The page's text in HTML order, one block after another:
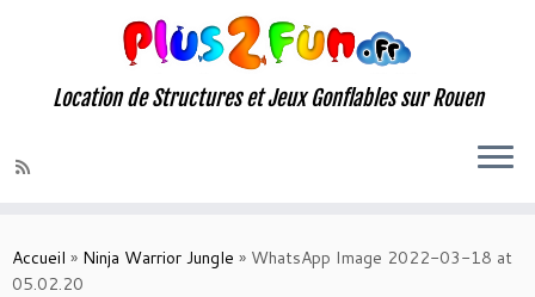
to
content
Location de Structures et Jeux Gonflables sur Rouen
Accueil » Ninja Warrior Jungle » WhatsApp Image 2022-03-18 at
05.02.20